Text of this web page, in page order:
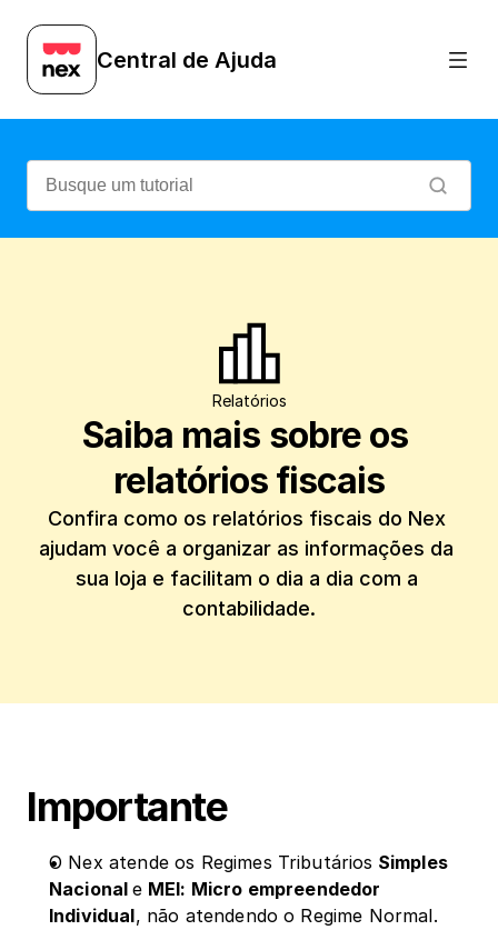
Central de Ajuda
Relatórios
Saiba mais sobre os
relatórios fiscais
Confira como os relatórios fiscais do Nex
ajudam você a organizar as informações da
sua loja e facilitam o dia a dia com a
contabilidade.
Importante
O Nex atende os Regimes Tributários Simples
Nacional e MEI: Micro empreendedor
Individual, não atendendo o Regime Normal.